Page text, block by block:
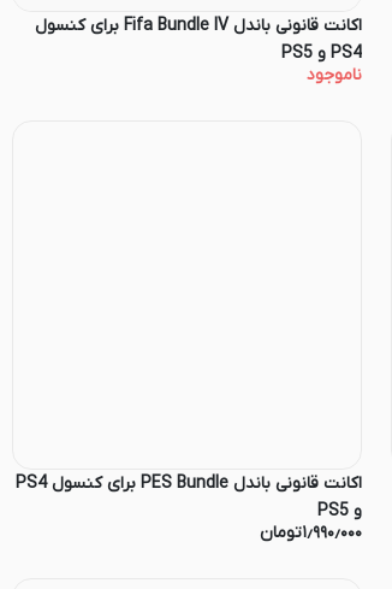
اکانت قانونی باندل Fifa Bundle IV برای کنسول
PS4 و PS5
ناموجود
اکانت قانونی باندل PES Bundle برای کنسول PS4
و PS5
۱٫۹۹۰٫۰۰۰تومان